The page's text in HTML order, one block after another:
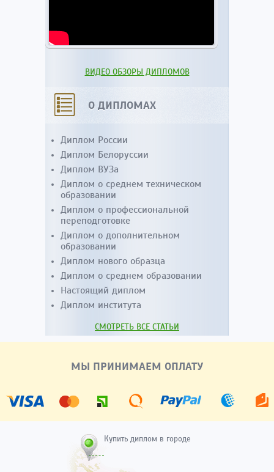
ВИДЕО ОБЗОРЫ ДИПЛОМОВ
О ДИПЛОМАХ
Диплом России
Диплом Белоруссии
Диплом ВУЗа
Диплом о среднем техническом
образовании
Диплом о профессиональной
переподготовке
Диплом о дополнительном
образовании
Диплом нового образца
Диплом о среднем образовании
Настоящий диплом
Диплом института
СМОТРЕТЬ ВСЕ СТАТЬИ
МЫ ПРИНИМАЕМ ОПЛАТУ
Купить диплом в городе